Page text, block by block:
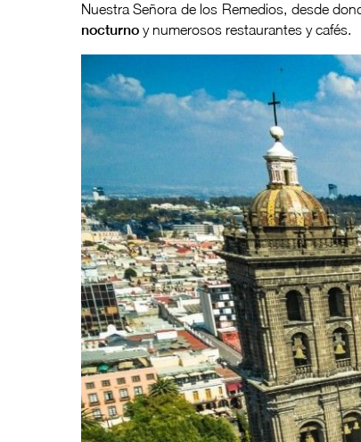
Nuestra Señora de los Remedios, desde
nocturnoy numerosos restaurantes y cafés.